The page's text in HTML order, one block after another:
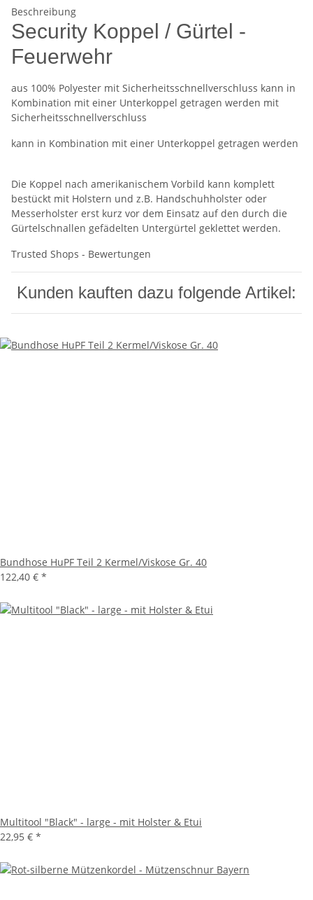
Beschreibung
Security Koppel / Gürtel -
Feuerwehr
aus 100% Polyester mit Sicherheitsschnellverschluss kann in
Kombination mit einer Unterkoppel getragen werden mit
Sicherheitsschnellverschluss
kann in Kombination mit einer Unterkoppel getragen werden
Die Koppel nach amerikanischem Vorbild kann komplett
bestückt mit Holstern und z.B. Handschuhholster oder
Messerholster erst kurz vor dem Einsatz auf den durch die
Gürtelschnallen gefädelten Untergürtel geklettet werden.
Trusted Shops - Bewertungen
Kunden kauften dazu folgende Artikel:
Bundhose HuPF Teil 2 Kermel/Viskose Gr. 40
122,40 € *
Multitool "Black" - large - mit Holster & Etui
22,95 € *